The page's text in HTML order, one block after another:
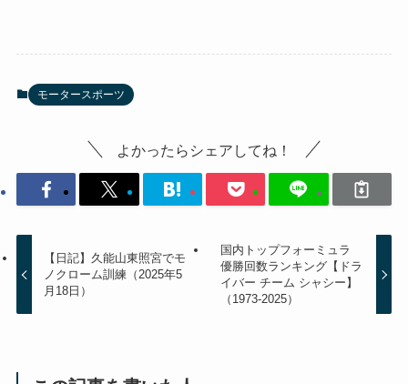
モータースポーツ
よかったらシェアしてね！
【日記】久能山東照宮でモ
ノクローム訓練（2025年5
月18日）
国内トップフォーミュラ
優勝回数ランキング【ドラ
イバー チーム シャシー】
（1973-2025）